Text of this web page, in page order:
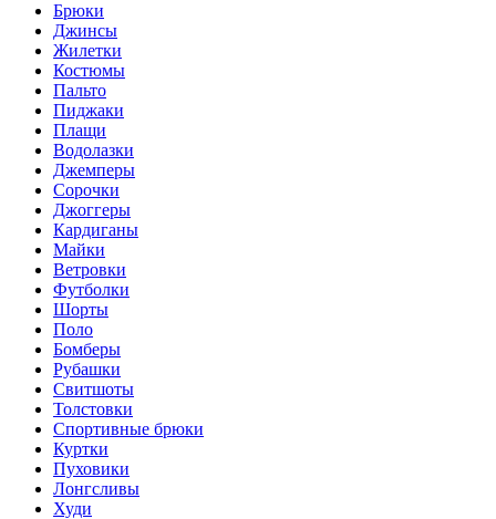
Брюки
Джинсы
Жилетки
Костюмы
Пальто
Пиджаки
Плащи
Водолазки
Джемперы
Сорочки
Джоггеры
Кардиганы
Майки
Ветровки
Футболки
Шорты
Поло
Бомберы
Рубашки
Свитшоты
Толстовки
Спортивные брюки
Куртки
Пуховики
Лонгсливы
Худи